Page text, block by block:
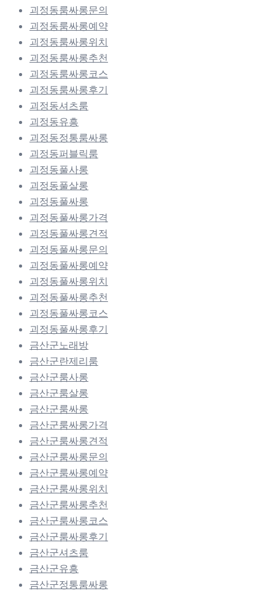
괴정동룸싸롱문의
괴정동룸싸롱예약
괴정동룸싸롱위치
괴정동룸싸롱추천
괴정동룸싸롱코스
괴정동룸싸롱후기
괴정동셔츠룸
괴정동유흥
괴정동정통룸싸롱
괴정동퍼블릭룸
괴정동풀사롱
괴정동풀살롱
괴정동풀싸롱
괴정동풀싸롱가격
괴정동풀싸롱견적
괴정동풀싸롱문의
괴정동풀싸롱예약
괴정동풀싸롱위치
괴정동풀싸롱추천
괴정동풀싸롱코스
괴정동풀싸롱후기
금산군노래방
금산군란제리룸
금산군룸사롱
금산군룸살롱
금산군룸싸롱
금산군룸싸롱가격
금산군룸싸롱견적
금산군룸싸롱문의
금산군룸싸롱예약
금산군룸싸롱위치
금산군룸싸롱추천
금산군룸싸롱코스
금산군룸싸롱후기
금산군셔츠룸
금산군유흥
금산군정통룸싸롱